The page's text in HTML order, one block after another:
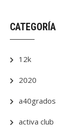
CATEGORÍA
12k
2020
a40grados
activa club